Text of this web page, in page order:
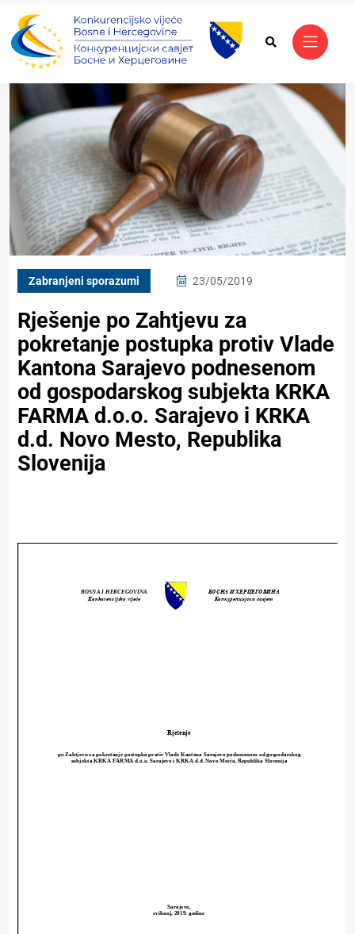
Zabranjeni sporazumi 23/05/2019
Rješenje po Zahtjevu za
pokretanje postupka protiv Vlade
Kantona Sarajevo podnesenom
od gospodarskog subjekta KRKA
FARMA d.o.o. Sarajevo i KRKA
d.d. Novo Mesto, Republika
Slovenija